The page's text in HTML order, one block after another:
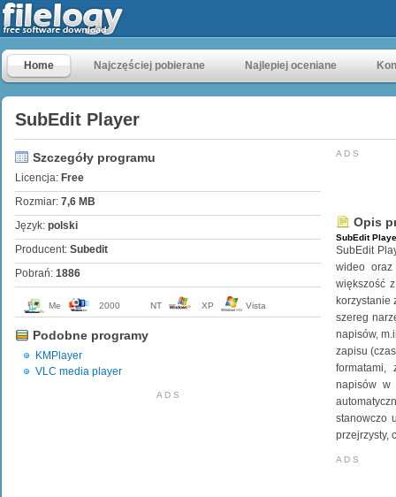
Home Najczęściej pobierane Najlepiej oceniane
SubEdit Player
Szczegóły programu
Licencja: Free
Rozmiar: 7,6 MB
Język: polski
Producent: Subedit
Pobrań: 1886
Me 2000 NT XP Vista
Podobne programy
KMPlayer
VLC media player
A D S
A D S
Opis
SubEdit
SubEdit
wideo oraz
większość
korzystanie
szereg
napisów,
zapisu
formatami,
napisów w
stanowczo
przejrzysty,
A D S